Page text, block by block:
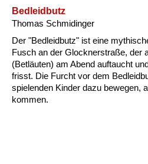
Bedleidbutz
Thomas Schmidinger
Der "Bedleidbutz" ist eine
Fusch an der Glocknerstraße, der
(Betläuten) am Abend auftaucht
frisst. Die Furcht vor dem
spielenden Kinder dazu bewegen,
kommen.